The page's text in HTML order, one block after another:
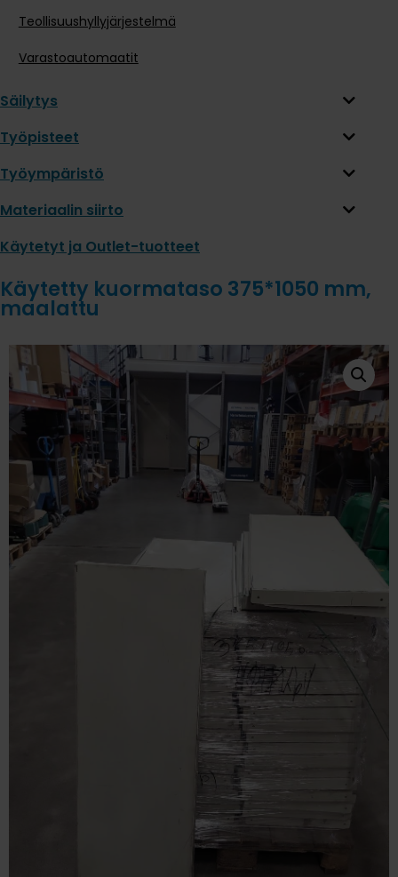
Teollisuushyllyjärjestelmä
Varastoautomaatit
Säilytys
Työpisteet
Työympäristö
Materiaalin siirto
Käytetyt ja Outlet-tuotteet
Käytetty kuormataso 375*1050 mm,
maalattu